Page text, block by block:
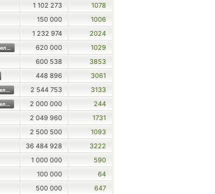
1 102 273
1078
150 000
1006
1 232 974
2024
Лос-Анджелесе 620 000
1029
600 538
3853
448 896
3061
Лос-Анджелесе 2 544 753
3133
Лос-Анджелесе 2 000 000
244
2 049 960
1731
2 500 500
1093
36 484 928
3222
1 000 000
590
100 000
64
500 000
647